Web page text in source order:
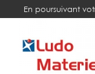
En poursuivant